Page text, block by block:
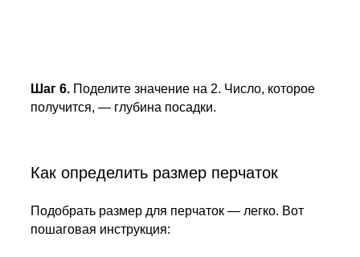
Шаг 6. Поделите значение на 2. Число, которое
получится, — глубина посадки.
Как определить размер перчаток
Подобрать размер для перчаток — легко. Вот
пошаговая инструкция: